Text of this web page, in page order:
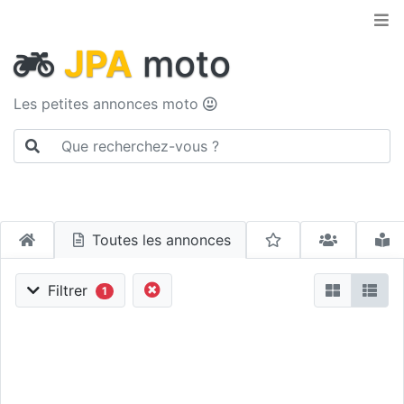
JPA moto
Les petites annonces moto
Toutes les annonces
Filtrer 1